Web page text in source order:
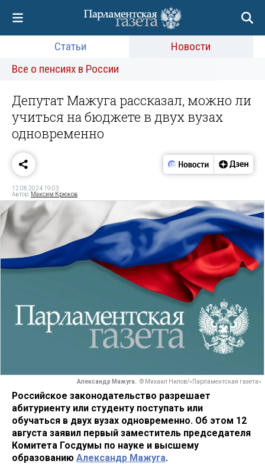
Статьи
Новости
Все о пенсиях в России
Депутат Мажуга рассказал, можно ли
учиться на бюджете в двух вузах
одновременно
12.08.2024 19:03
Автор: Максим Крюков
Александр Мажуга. © Михаил Нилов/«Парламентская газета»
Российское законодательство разрешает
абитуриенту или студенту поступать или
обучаться в двух вузах одновременно. Об этом 12
августа заявил первый заместитель председателя
Комитета Госдумы по науке и высшему
образованию Александр Мажуга.